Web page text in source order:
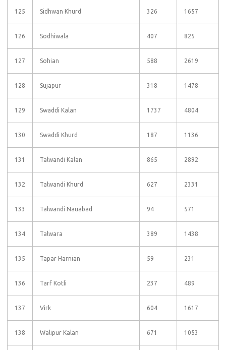
125 Sidhwan Khurd 326 1657
126 Sodhiwala 407 825
127 Sohian 588 2619
128 Sujapur 318 1478
129 Swaddi Kalan 1737 4804
130 Swaddi Khurd 187 1136
131 Talwandi Kalan 865 2892
132 Talwandi Khurd 627 2331
133 Talwandi Nauabad 94 571
134 Talwara 389 1438
135 Tapar Harnian 59 231
136 Tarf Kotli 237 489
137 Virk 604 1617
138 Walipur Kalan 671 1053